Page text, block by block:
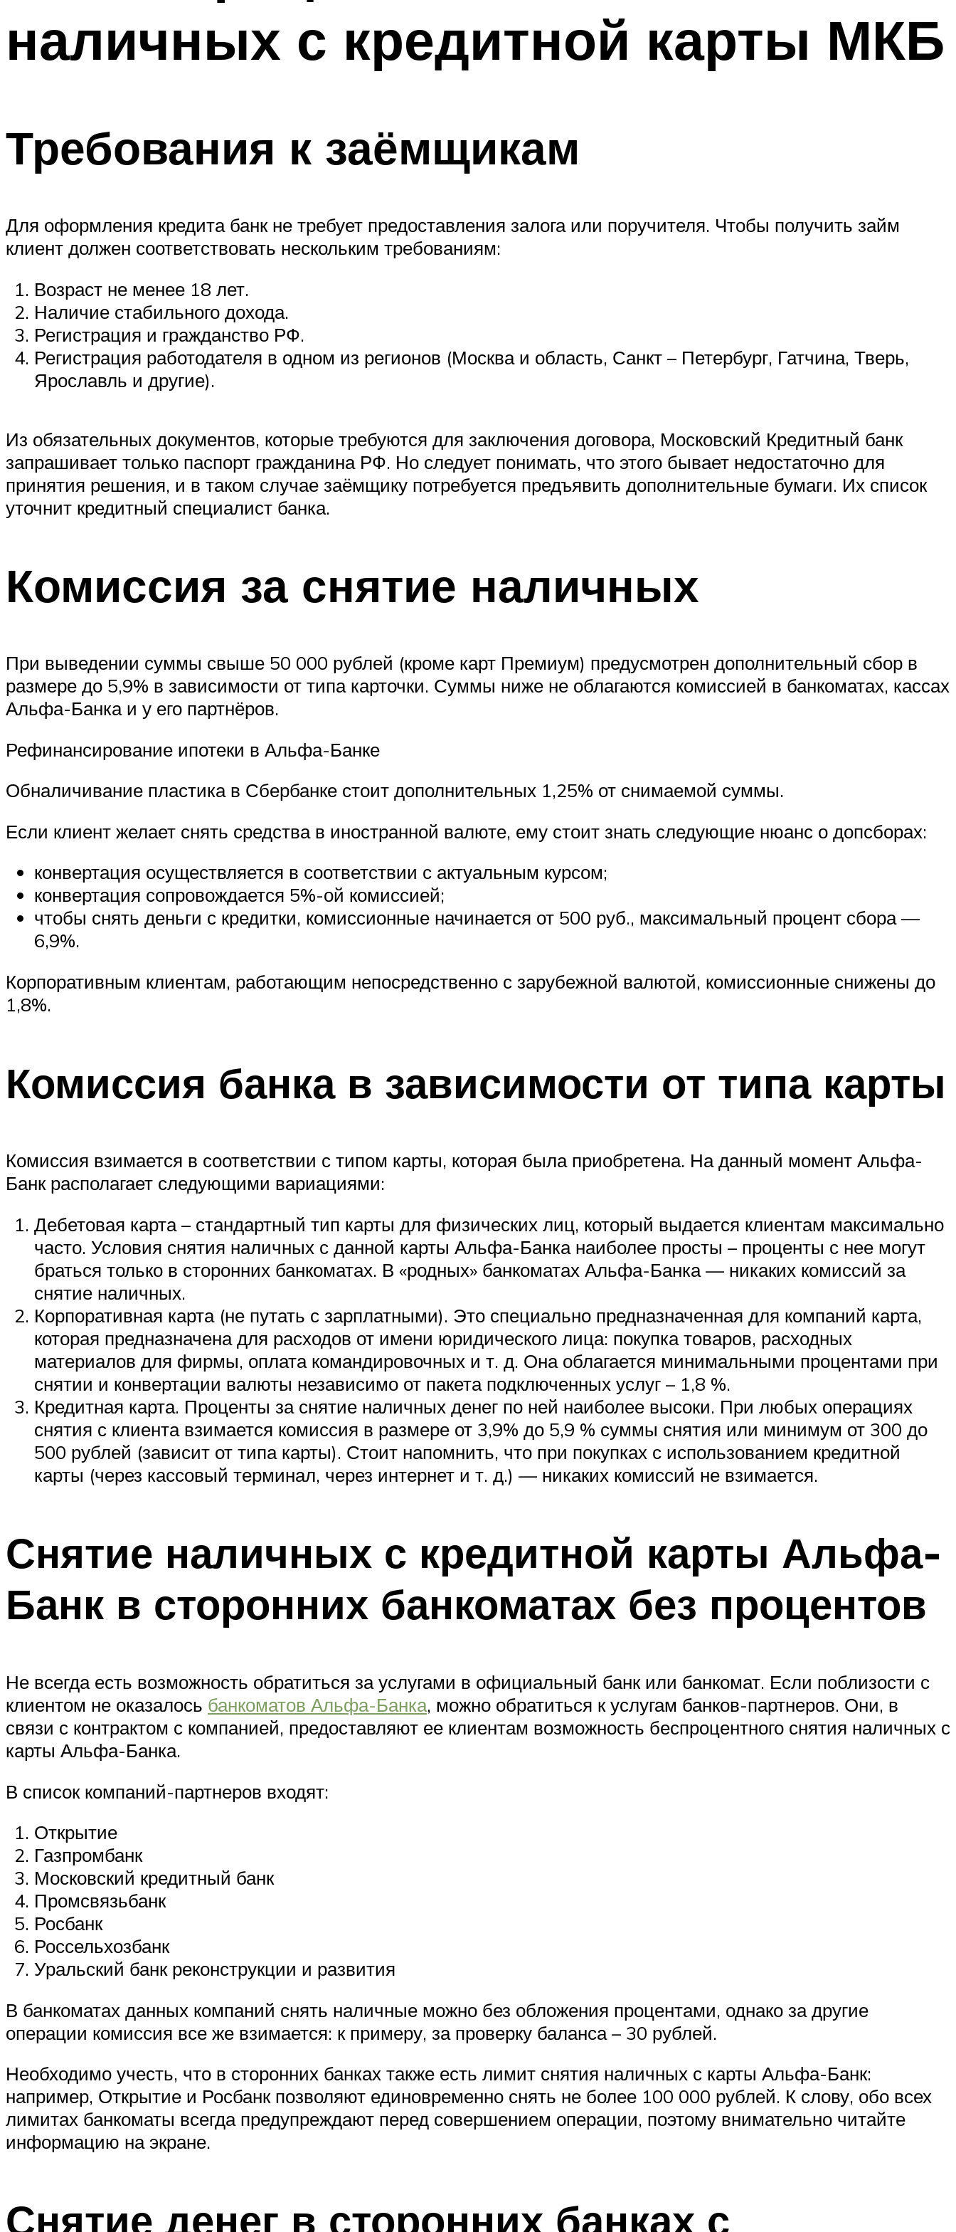
наличных с кредитной карты МКБ
Требования к заёмщикам
Для оформления кредита банк не требует предоставления залога или поручителя. Чтобы получить займ
клиент должен соответствовать нескольким требованиям:
Возраст не менее 18 лет.
Наличие стабильного дохода.
Регистрация и гражданство РФ.
Регистрация работодателя в одном из регионов (Москва и область, Санкт – Петербург, Гатчина, Тверь,
Ярославль и другие).
Из обязательных документов, которые требуются для заключения договора, Московский Кредитный банк
запрашивает только паспорт гражданина РФ. Но следует понимать, что этого бывает недостаточно для
принятия решения, и в таком случае заёмщику потребуется предъявить дополнительные бумаги. Их список
уточнит кредитный специалист банка.
Комиссия за снятие наличных
При выведении суммы свыше 50 000 рублей (кроме карт Премиум) предусмотрен дополнительный сбор в
размере до 5,9% в зависимости от типа карточки. Суммы ниже не облагаются комиссией в банкоматах, кассах
Альфа-Банка и у его партнёров.
Рефинансирование ипотеки в Альфа-Банке
Обналичивание пластика в Сбербанке стоит дополнительных 1,25% от снимаемой суммы.
Если клиент желает снять средства в иностранной валюте, ему стоит знать следующие нюанс о допсборах:
конвертация осуществляется в соответствии с актуальным курсом;
конвертация сопровождается 5%-ой комиссией;
чтобы снять деньги с кредитки, комиссионные начинается от 500 руб., максимальный процент сбора —
6,9%.
Корпоративным клиентам, работающим непосредственно с зарубежной валютой, комиссионные снижены до
1,8%.
Комиссия банка в зависимости от типа карты
Комиссия взимается в соответствии с типом карты, которая была приобретена. На данный момент Альфа-
Банк располагает следующими вариациями:
Дебетовая карта – стандартный тип карты для физических лиц, который выдается клиентам максимально
часто. Условия снятия наличных с данной карты Альфа-Банка наиболее просты – проценты с нее могут
браться только в сторонних банкоматах. В «родных» банкоматах Альфа-Банка — никаких комиссий за
снятие наличных.
Корпоративная карта (не путать с зарплатными). Это специально предназначенная для компаний карта,
которая предназначена для расходов от имени юридического лица: покупка товаров, расходных
материалов для фирмы, оплата командировочных и т. д. Она облагается минимальными процентами при
снятии и конвертации валюты независимо от пакета подключенных услуг – 1,8 %.
Кредитная карта. Проценты за снятие наличных денег по ней наиболее высоки. При любых операциях
снятия с клиента взимается комиссия в размере от 3,9% до 5,9 % суммы снятия или минимум от 300 до
500 рублей (зависит от типа карты). Стоит напомнить, что при покупках с использованием кредитной
карты (через кассовый терминал, через интернет и т. д.) — никаких комиссий не взимается.
Снятие наличных с кредитной карты Альфа-
Банк в сторонних банкоматах без процентов
Не всегда есть возможность обратиться за услугами в официальный банк или банкомат. Если поблизости с
клиентом не оказалось банкоматов Альфа-Банка, можно обратиться к услугам банков-партнеров. Они, в
связи с контрактом с компанией, предоставляют ее клиентам возможность беспроцентного снятия наличных с
карты Альфа-Банка.
В список компаний-партнеров входят:
Открытие
Газпромбанк
Московский кредитный банк
Промсвязьбанк
Росбанк
Россельхозбанк
Уральский банк реконструкции и развития
В банкоматах данных компаний снять наличные можно без обложения процентами, однако за другие
операции комиссия все же взимается: к примеру, за проверку баланса – 30 рублей.
Необходимо учесть, что в сторонних банках также есть лимит снятия наличных с карты Альфа-Банк:
например, Открытие и Росбанк позволяют единовременно снять не более 100 000 рублей. К слову, обо всех
лимитах банкоматы всегда предупреждают перед совершением операции, поэтому внимательно читайте
информацию на экране.
Снятие денег в сторонних банках с